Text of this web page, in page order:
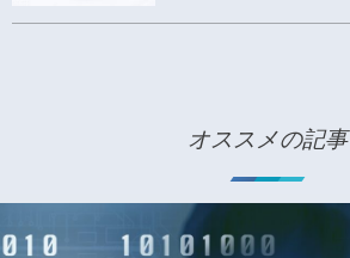
オススメの記事